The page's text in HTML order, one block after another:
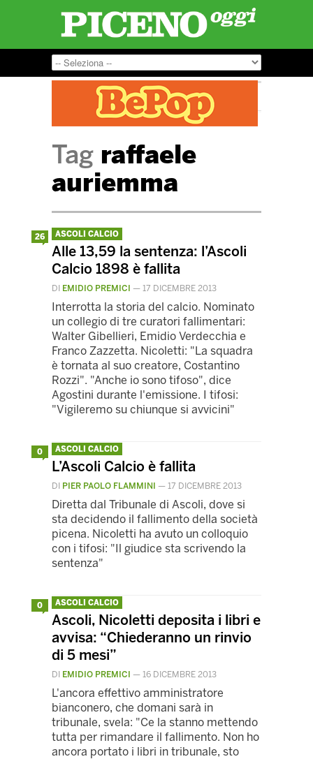
Tag raffaele
auriemma
26 ASCOLI CALCIO
Alle 13,59 la sentenza: l’Ascoli
Calcio 1898 è fallita
DI EMIDIO PREMICI — 17 DICEMBRE 2013
Interrotta la storia del calcio. Nominato
un collegio di tre curatori fallimentari:
Walter Gibellieri, Emidio Verdecchia e
Franco Zazzetta. Nicoletti: "La squadra
è tornata al suo creatore, Costantino
Rozzi". "Anche io sono tifoso", dice
Agostini durante l'emissione. I tifosi:
"Vigileremo su chiunque si avvicini"
0 ASCOLI CALCIO
L’Ascoli Calcio è fallita
DI PIER PAOLO FLAMMINI — 17 DICEMBRE 2013
Diretta dal Tribunale di Ascoli, dove si
sta decidendo il fallimento della società
picena. Nicoletti ha avuto un colloquio
con i tifosi: "Il giudice sta scrivendo la
sentenza"
0 ASCOLI CALCIO
Ascoli, Nicoletti deposita i libri e
avvisa: “Chiederanno un rinvio
di 5 mesi”
DI EMIDIO PREMICI — 16 DICEMBRE 2013
L'ancora effettivo amministratore
bianconero, che domani sarà in
tribunale, svela: "Ce la stanno mettendo
tutta per rimandare il fallimento. Non ho
ancora portato i libri in tribunale, sto